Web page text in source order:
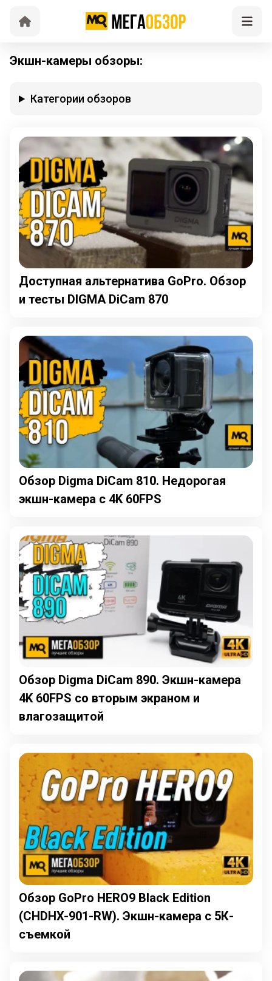
Экшн-камеры обзоры:
Категории обзоров
Доступная альтернатива GoPro. Обзор
и тесты DIGMA DiCam 870
Обзор Digma DiCam 810. Недорогая
экшн-камера с 4K 60FPS
Обзор Digma DiCam 890. Экшн-камера
4K 60FPS со вторым экраном и
влагозащитой
Обзор GoPro HERO9 Black Edition
(CHDHX-901-RW). Экшн-камера с 5К-
съемкой